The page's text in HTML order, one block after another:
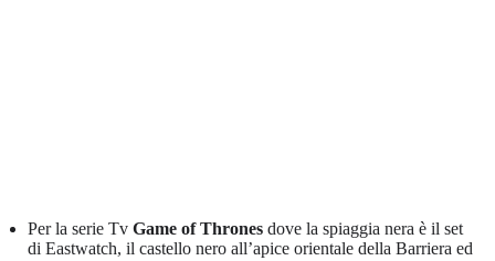
Per la serie Tv Game of Thrones dove la spiaggia nera è il set
di Eastwatch, il castello nero all’apice orientale della Barriera ed